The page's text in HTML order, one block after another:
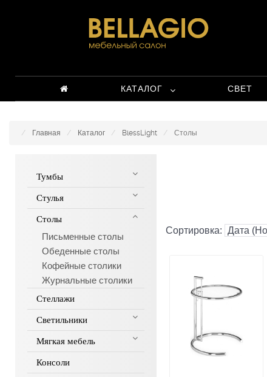
КАТАЛОГ СВЕТ
Главная Каталог BlessLight Столы
Тумбы
Стулья
Столы
Письменные столы
Обеденные столы
Кофейные столики
Журнальные столики
Стеллажи
Светильники
Мягкая мебель
Консоли
Сортировка: